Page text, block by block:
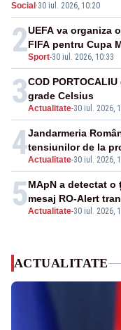
– LIVE TEXT
Social ·30 iul. 2026, 10:20
2Sport-30 iul. 2026, 10:33
UEFA va organiza
FIFA pentru Cupa
3Actualitate-30 iul. 2026,
COD
grade Celsius
4Actualitate-30 iul. 2026,
Jandarmeria
tensiunilor de la
5Actualitate-30 iul. 2026,
MApN a detectat o
mesaj RO-Alert
ACTUALITATE